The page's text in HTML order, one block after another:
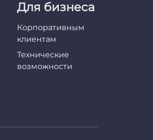
Для бизнеса
Корпоративным
клиентам
Технические
возможности